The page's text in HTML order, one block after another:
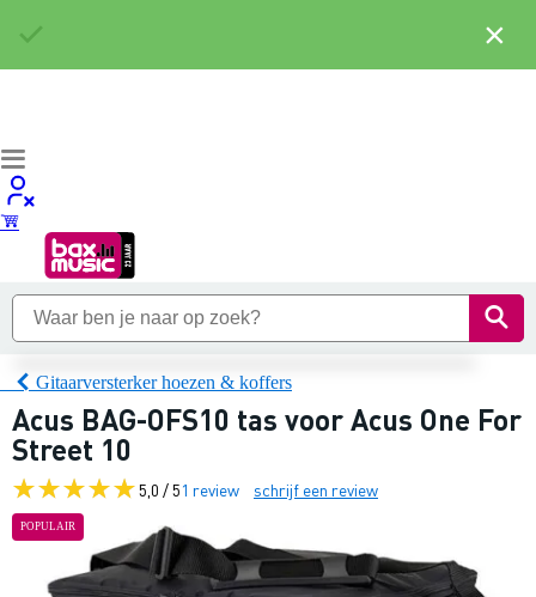
Gitaarversterker hoezen & koffers
Acus BAG-OFS10 tas voor Acus One For
Street 10
5,0 / 51 review schrijf een review
POPULAIR
×